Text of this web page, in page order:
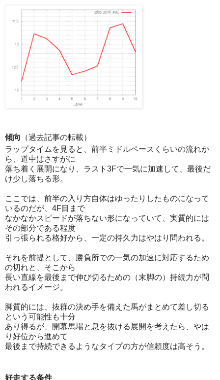
傾向
（過去記事の転載）
ラップタイムを見ると、前半ミドルペースくらいの流れか
ら、道中はさすがに
落ち着く展開になり、ラスト3Fで一気に加速して、最後だ
け少し落ちる形。
ここでは、前半の入り方自体はゆったりしたものになって
いるのだが、4F目まで
なかなかスピードが落ちない形になっていて、実質的には
その部分である程度
引っ張られる格好から、一定の持久力はやはり問われる。
それを前提として、勝負所での一気の加速に対応するため
の切れと、そこから
長い直線を最後まで伸び切るための（末脚の）持続力が問
われるイメージ。
脚質的には、抜群の決め手を備えた馬がまとめて差し切る
という可能性も十分
あり得るが、開幕馬場と息を抜ける展開を考えたら、やは
り好位から進めて
最後まで持続できるようなタイプの方が信頼度は高そう。
好走する条件